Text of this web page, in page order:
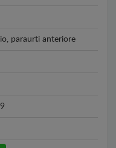
paraurti anteriore